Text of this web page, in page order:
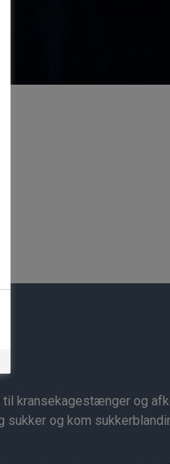
kransekagestænger og
sukker og kom